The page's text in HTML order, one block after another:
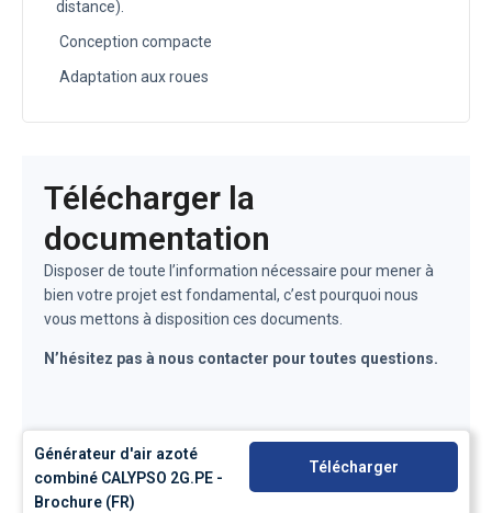
distance).
Conception compacte
Adaptation aux roues
Télécharger la
documentation
Disposer de toute l’information nécessaire pour mener à
bien votre projet est fondamental, c’est pourquoi nous
vous mettons à disposition ces documents.
N’hésitez pas à nous contacter pour toutes questions.
Générateur d'air azoté
combiné CALYPSO 2G.PE -
Brochure (FR)
Télécharger